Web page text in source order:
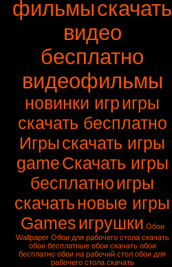
фильмыскачать
видео
бесплатно
видеофильмы
новинки игригры
скачать бесплатно
Игрыскачать игры
gameСкачать игры
бесплатноигры
скачатьновые игры
Gamesигрушки Обои
Wallpaper Обои для рабочего стола скачать
обои бесплатные обои скачать обои
бесплатно обои на рабочий стол обои для
рабочего стола скачать